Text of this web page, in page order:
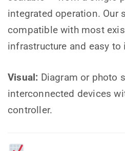
integrated operation. Our
compatible with most
infrastructure and easy to
Visual: Diagram or photo
interconnected devices
controller.